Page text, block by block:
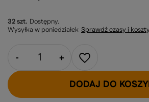
32 szt. Dostępny
Wysyłka w poniedziałek Sprawdź czasy i
- +
DODAJ DO